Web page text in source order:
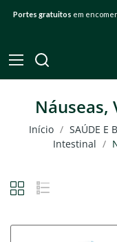
Portes gratuitos em
Náuseas,
Início SAÚDE E
Intestinal